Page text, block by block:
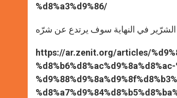
%d8%a3%d9%86/
الشرّير في النهاية سوف يرتدع عن شرّه
https://ar.zenit.org/articles/